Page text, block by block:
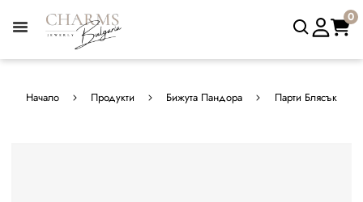
0
Начало Продукти Бижута Пандора Парти Блясък